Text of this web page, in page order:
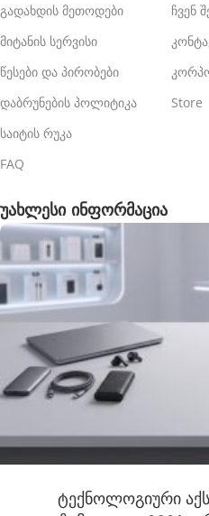
გადახდის მეთოდები
მიტანის სერვისი
წესები და პირობები
დაბრუნების პოლიტიკა
საიტის რუკა
FAQ
ჩვენ
Store
უახლესი ინფორმაცია
ტექნოლოგიური